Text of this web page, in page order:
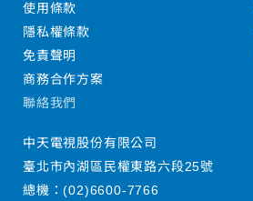
使用條款
隱私權條款
免責聲明
商務合作方案
聯絡我們
中天電視股份有限公司
臺北市內湖區民權東路六段25號
總機：(02)6600-7766